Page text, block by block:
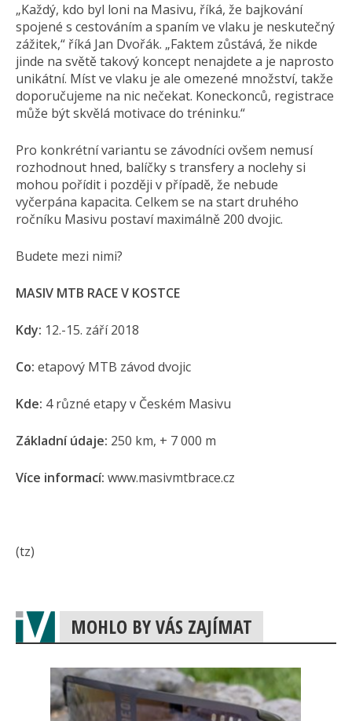
„Každý, kdo byl loni na Masivu, říká, že bajkování
spojené s cestováním a spaním ve vlaku je neskutečný
zážitek,“ říká Jan Dvořák. „Faktem zůstává, že nikde
jinde na světě takový koncept nenajdete a je naprosto
unikátní. Míst ve vlaku je ale omezené množství, takže
doporučujeme na nic nečekat. Koneckonců, registrace
může být skvělá motivace do tréninku.“
Pro konkrétní variantu se závodníci ovšem nemusí
rozhodnout hned, balíčky s transfery a noclehy si
mohou pořídit i později v případě, že nebude
vyčerpána kapacita. Celkem se na start druhého
ročníku Masivu postaví maximálně 200 dvojic.
Budete mezi nimi?
MASIV MTB RACE V KOSTCE
Kdy: 12.-15. září 2018
Co: etapový MTB závod dvojic
Kde: 4 různé etapy v Českém Masivu
Základní údaje: 250 km, + 7 000 m
Více informací: www.masivmtbrace.cz
(tz)
MOHLO BY VÁS ZAJÍMAT